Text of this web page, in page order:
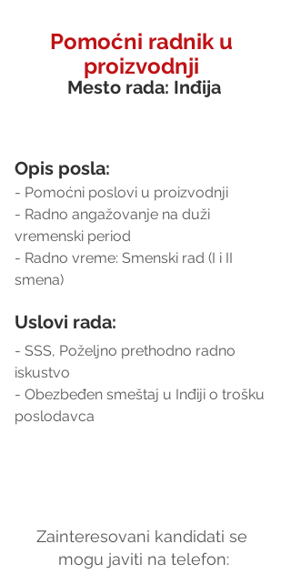
Pomoćni radnik u
proizvodnji
Mesto rada: Inđija
Opis posla:
- Pomoćni poslovi u proizvodnji
- Radno angažovanje na duži
vremenski period
- Radno vreme: Smenski rad (I i II
smena)
Uslovi rada:
- SSS, Poželjno prethodno radno
iskustvo
- Obezbeđen smeštaj u Inđiji o trošku
poslodavca
Zainteresovani kandidati se
mogu javiti na telefon: